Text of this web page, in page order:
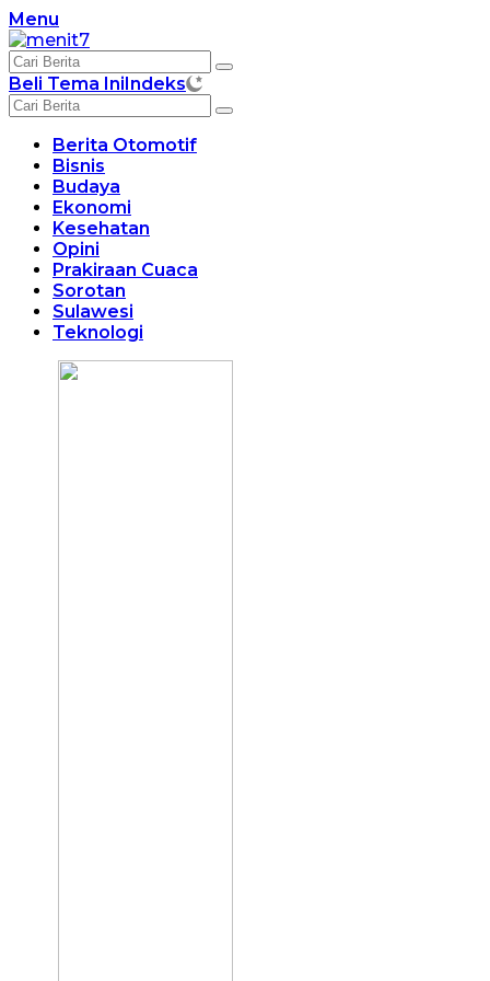
Langsung
ke
konten
Menu
Beli Tema IniIndeks
Berita Otomotif
Bisnis
Budaya
Ekonomi
Kesehatan
Opini
Prakiraan Cuaca
Sorotan
Sulawesi
Teknologi